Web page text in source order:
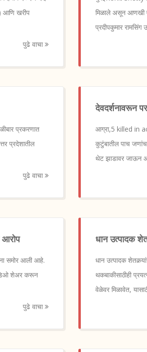
आणि खरीप
पुढे वाचा
मिळाले असून आणखी
प्रदीपकुमार
प्रकरणात
प्रदेशातील
पुढे वाचा
देवदर्शनावरून
आग्रा,5 killed in
कुटुंबातील पाच
थेट झाडावर जाऊन
आरोप
समोर आली आहे.
शेअर करून
पुढे वाचा
धान उत्पादक
धान उत्पादक
थकबाकीसाठीही
वेळेवर मिळावेत,